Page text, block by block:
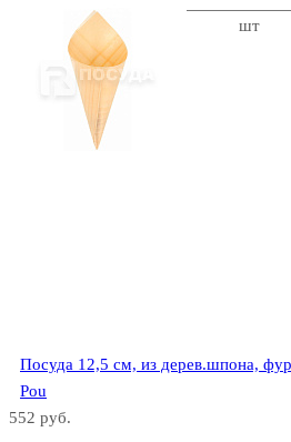
шт
Посуда 12,5 см, из дерев.шпона,
Pou
552 руб.